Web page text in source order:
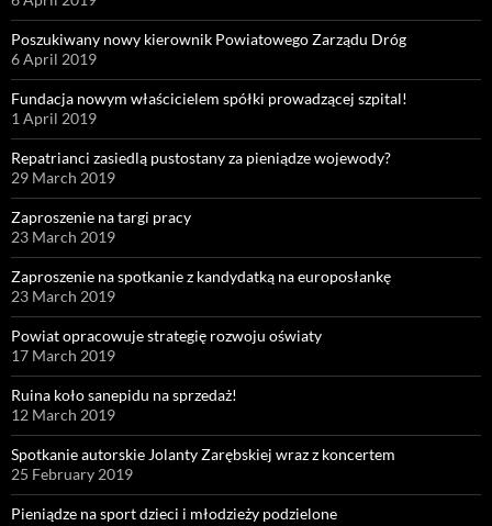
Poszukiwany nowy kierownik Powiatowego Zarządu Dróg
6 April 2019
Fundacja nowym właścicielem spółki prowadzącej szpital!
1 April 2019
Repatrianci zasiedlą pustostany za pieniądze wojewody?
29 March 2019
Zaproszenie na targi pracy
23 March 2019
Zaproszenie na spotkanie z kandydatką na europosłankę
23 March 2019
Powiat opracowuje strategię rozwoju oświaty
17 March 2019
Ruina koło sanepidu na sprzedaż!
12 March 2019
Spotkanie autorskie Jolanty Zarębskiej wraz z koncertem
25 February 2019
Pieniądze na sport dzieci i młodzieży podzielone